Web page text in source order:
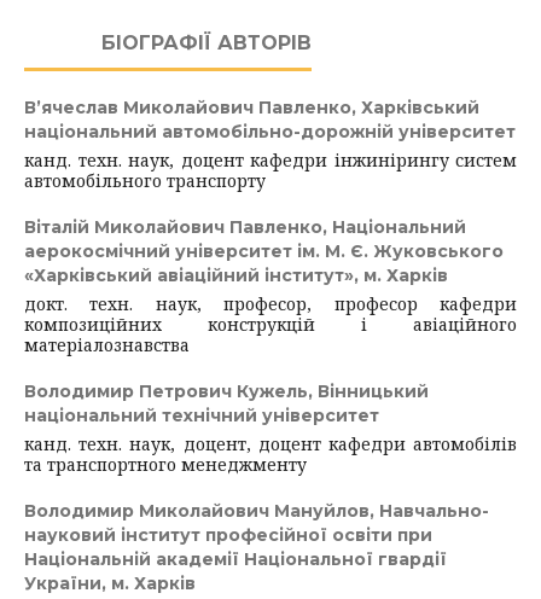
БІОГРАФІЇ АВТОРІВ
В’ячеслав Миколайович Павленко, Харківський
національний автомобільно-дорожній університет
канд. техн. наук, доцент кафедри інжинірингу систем
автомобільного транспорту
Віталій Миколайович Павленко, Національний
аерокосмічний університет ім. М. Є. Жуковського
«Харківський авіаційний інститут», м. Харків
докт. техн. наук, професор, професор кафедри
композиційних конструкцій і авіаційного
матеріалознавства
Володимир Петрович Кужель, Вінницький
національний технічний університет
канд. техн. наук, доцент, доцент кафедри автомобілів
та транспортного менеджменту
Володимир Миколайович Мануйлов, Навчально-
науковий інститут професійної освіти при
Національній академії Національної гвардії
України, м. Харків